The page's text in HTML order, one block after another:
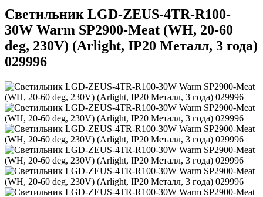
Светильник LGD-ZEUS-4TR-R100-
30W Warm SP2900-Meat (WH, 20-60
deg, 230V) (Arlight, IP20 Металл, 3 года)
029996